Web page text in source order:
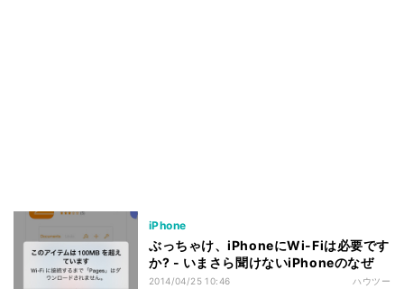
iPhone
ぶっちゃけ、iPhoneにWi-Fiは必要です
か? - いまさら聞けないiPhoneのなぜ
2014/04/25 10:46 ハウツー